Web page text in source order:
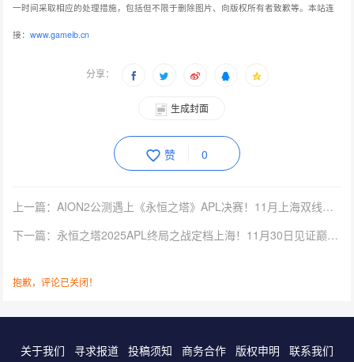
一时间采取相应的处理措施，包括但不限于删除图片、向版权所有者致歉等。本站连
接：www.gameib.cn
分享：
生成封面
赞 0
上一篇：AION2公测遇上《永恒之塔》APL决赛！11月上海双线狂欢！
下一篇：永恒之塔2025APL终局之战定档上海！11月30日见证巅峰加冕
抱歉，评论已关闭！
关于我们 寻求报道 投稿须知 商务合作 版权申明 联系我们